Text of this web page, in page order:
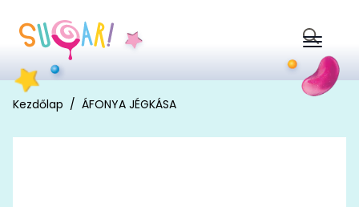
Search
for:
Kezdőlap ÁFONYA JÉGKÁSA